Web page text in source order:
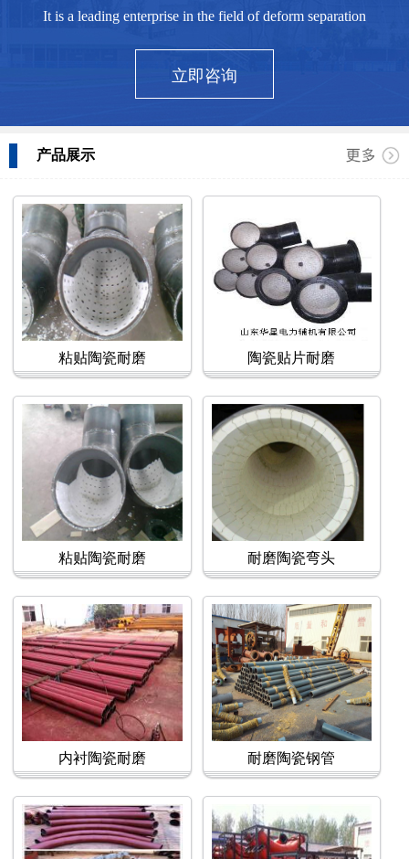
It is a leading enterprise in the field of deform separation
立即咨询
产品展示
粘贴陶瓷耐磨 陶瓷贴片耐磨
粘贴陶瓷耐磨 耐磨陶瓷弯头
内衬陶瓷耐磨 耐磨陶瓷钢管